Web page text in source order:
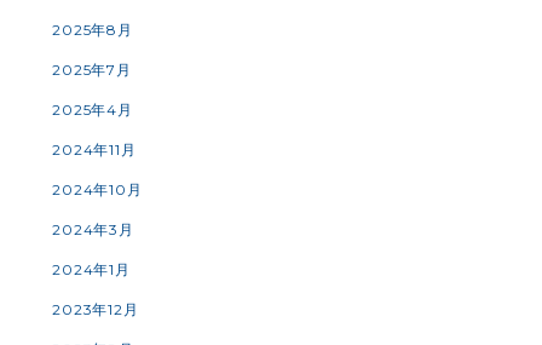
2025年8月
2025年7月
2025年4月
2024年11月
2024年10月
2024年3月
2024年1月
2023年12月